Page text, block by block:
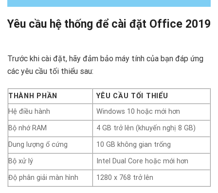
Yêu cầu hệ thống để cài đặt Office 2019
Trước khi cài đặt, hãy đảm bảo máy tính của bạn đáp ứng
các yêu cầu tối thiểu sau:
THÀNH PHẦN
YÊU CẦU TỐI THIỂU
Hệ điều hành
Windows 10 hoặc mới hơn
Bộ nhớ RAM
4 GB trở lên (khuyến nghị 8 GB)
Dung lượng ổ cứng
10 GB không gian trống
Bộ xử lý
Intel Dual Core hoặc mới hơn
Độ phân giải màn hình
1280 x 768 trở lên